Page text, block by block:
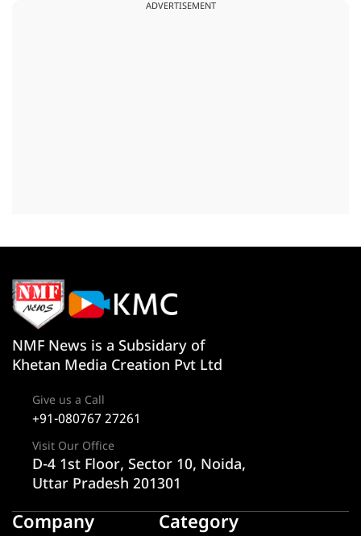
ADVERTISEMENT
NMF News is a Subsidary of
Khetan Media Creation Pvt Ltd
Give us a Call
+91-080767 27261
Visit Our Office
D-4 1st Floor, Sector 10, Noida,
Uttar Pradesh 201301
Company Category